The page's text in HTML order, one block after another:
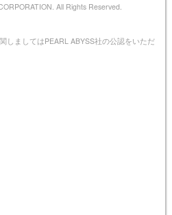
All Rights Reserved.
しましてはPEARL ABYSS社の公認をいただ